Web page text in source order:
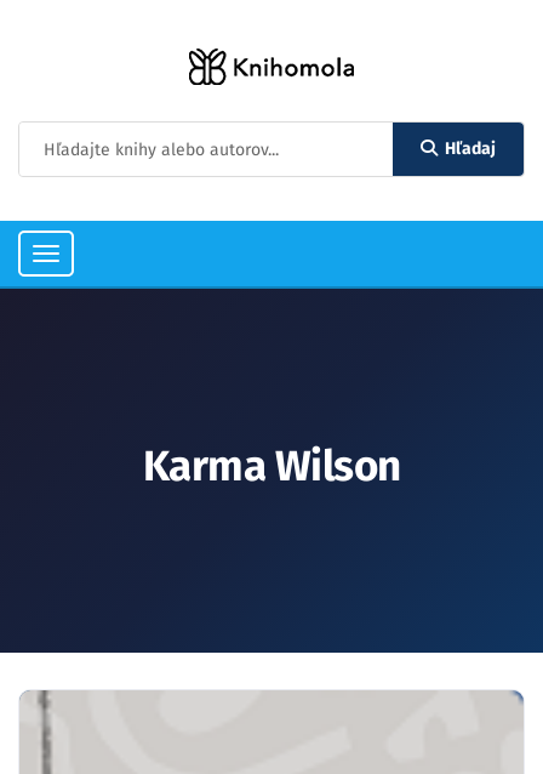
Hľadaj
Toggle
Karma Wilson